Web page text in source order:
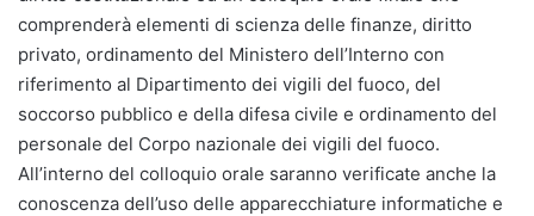
comprenderà elementi di scienza delle finanze, diritto
privato, ordinamento del Ministero dell’Interno con
riferimento al Dipartimento dei vigili del fuoco, del
soccorso pubblico e della difesa civile e ordinamento del
personale del Corpo nazionale dei vigili del fuoco.
All’interno del colloquio orale saranno verificate anche la
conoscenza dell’uso delle apparecchiature informatiche e